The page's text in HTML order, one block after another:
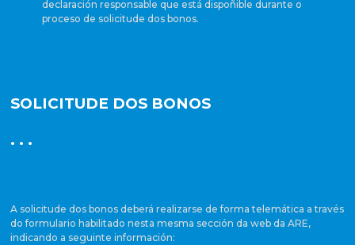
declaración responsable que está dispoñible durante o
proceso de solicitude dos bonos.
SOLICITUDE DOS BONOS
· · ·
A solicitude dos bonos deberá realizarse de forma telemática a través
do formulario habilitado nesta mesma sección da web da ARE,
indicando a seguinte información: